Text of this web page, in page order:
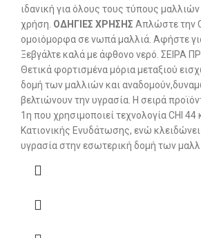
ιδανική για όλους τους τύπους μαλλιών
χρήση. ΟΔΗΓΙΕΣ ΧΡΗΣΗΣ Απλώστε την
ομοιόμορφα σε νωπά μαλλιά. Αφήστε
Ξεβγάλτε καλά με άφθονο νερό. ΣΕΙΡΑ
Θετικά φορτισμένα μόρια μεταξιού
δομή των μαλλιών και
βελτιώνουν την υγρασία. Η σειρά
1η που χρησιμοποιεί τεχνολογία CHI 44
Κατιονικής Ενυδάτωσης, ενώ
υγρασία στην εσωτερική δομή των